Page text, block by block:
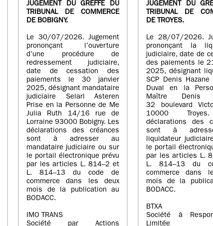
JUGEMENT DU GREFFE DU
TRIBUNAL DE COMMERCE
DE BOBIGNY.
Le 30/07/2026. Jugement
prononçant l’ouverture
d’une procédure de
redressement judiciaire,
date de cessation des
paiements le 30 janvier
2025, désignant mandataire
judiciaire Selarl Asteren
Prise en la Personne de Me
Julia Ruth 14/16 rue de
Lorraine 93000 Bobigny. Les
déclarations des créances
sont à adresser au
mandataire judiciaire ou sur
le portail électronique prévu
par les articles L. 814–2 et
L. 814–13 du code de
commerce dans les deux
mois de la publication au
BODACC.
IMO TRANS
Société par Actions
JUGEMENT DU
TRIBUNAL DE
DE TROYES.
Le 28/07/2026.
prononçant la
judiciaire, date de
des paiements le
2025, désignant
SCP Denis Hazane
Duval en la
Maître Denis
32 boulevard
10000
déclarations des
sont à
liquidateur
le portail
par les articles L.
L. 814–13 du
commerce dans
mois de la
BODACC.
BTXA
Société à
Limitée